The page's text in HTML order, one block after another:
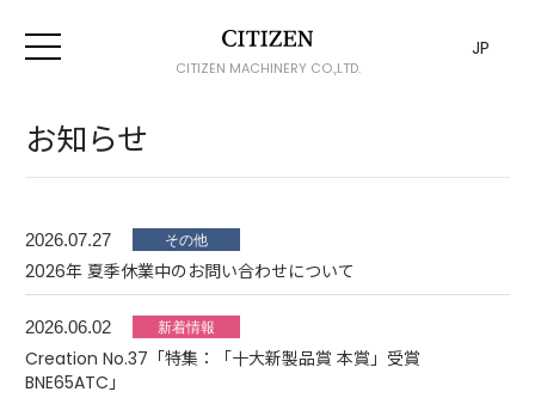
CITIZEN MACHINERY CO.,LTD.
JP
お知らせ
2026.07.27
2026年 夏季休業中のお問い合わせについて
2026.06.02
Creation No.37「特集：「十大新製品賞 本賞」受賞
BNE65ATC」